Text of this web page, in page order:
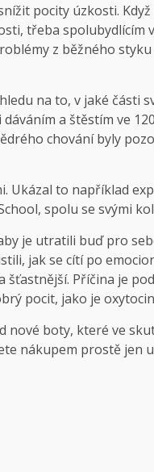
pocity úzkosti.
třeba spolubydlícím
z běžného
na to, v jaké části
a štěstím ve
chování byly
Ukázal to například
spolu se svými
je utratili buď pro
jak se cítí po
Příčina je
pocit, jako je
boty, které ve
nákupem prostě jen